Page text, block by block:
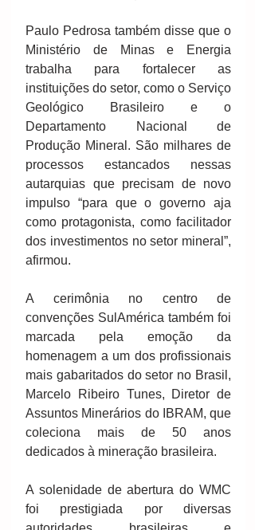
Paulo Pedrosa também disse que o
Ministério de Minas e Energia
trabalha para fortalecer as
instituições do setor, como o Serviço
Geológico Brasileiro e o
Departamento Nacional de
Produção Mineral. São milhares de
processos estancados nessas
autarquias que precisam de novo
impulso “para que o governo aja
como protagonista, como facilitador
dos investimentos no setor mineral”,
afirmou.
A cerimônia no centro de
convenções SulAmérica também foi
marcada pela emoção da
homenagem a um dos profissionais
mais gabaritados do setor no Brasil,
Marcelo Ribeiro Tunes, Diretor de
Assuntos Minerários do IBRAM, que
coleciona mais de 50 anos
dedicados à mineração brasileira.
A solenidade de abertura do WMC
foi prestigiada por diversas